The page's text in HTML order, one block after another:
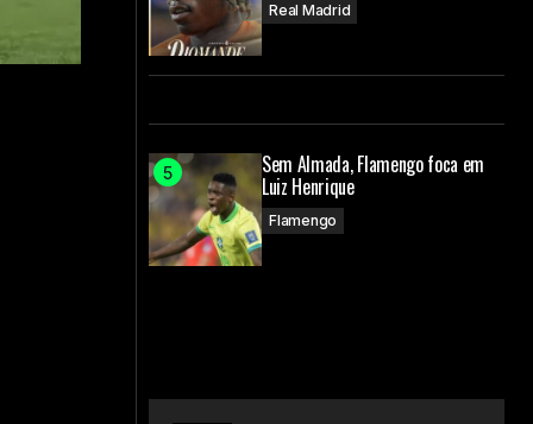
Real Madrid
Sem Almada, Flamengo foca em
Luiz Henrique
Flamengo